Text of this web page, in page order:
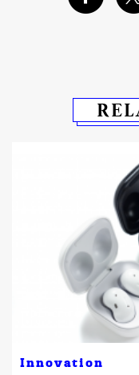
Innovation